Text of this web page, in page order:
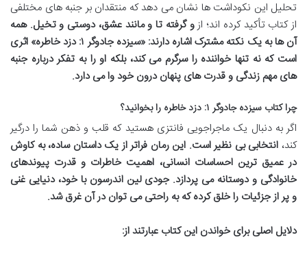
تحلیل این نکوداشت ها نشان می دهد که منتقدان بر جنبه های مختلفی
از کتاب تأکید کرده اند؛ ازوگرفته تا ومانند عشق، دوستی و تخیل. همه
آن ها به یک نکته مشترک اشاره دارند: «سیزده جادوگر ۱: دزد خاطره» اثری
است که نه تنها خواننده را سرگرم می کند، بلکه او را به تفکر درباره جنبه
های مهم زندگی و قدرت های پنهان درون خود وا می دارد.
چرا کتاب سیزده جادوگر ۱: دزد خاطره را بخوانید؟
اگر به دنبال یک ماجراجویی فانتزی هستید که قلب و ذهن شما را درگیر
کند، انتخابی بی نظیر است. این رمان فراتر از یک داستان ساده، به کاوش
در عمیق ترین احساسات انسانی، اهمیت خاطرات و قدرت پیوندهای
خانوادگی و دوستانه می پردازد. جودی لین اندرسون باخود، دنیایی غنی
و پر از جزئیات را خلق کرده که به راحتی می توان در آن غرق شد.
دلایل اصلی برای خواندن این کتاب عبارتند از: